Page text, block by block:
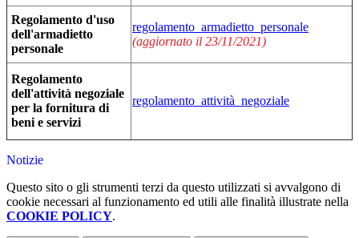
Regolamento d'uso
dell'armadietto
personale
regolamento_armadietto_personale
(aggiornato il 23/11/2021)
Regolamento
dell'attività negoziale
per la fornitura di
beni e servizi
regolamento_attività_negoziale
Notizie
Questo sito o gli strumenti terzi da questo utilizzati si avvalgono di
cookie necessari al funzionamento ed utili alle finalità illustrate nella
COOKIE POLICY.